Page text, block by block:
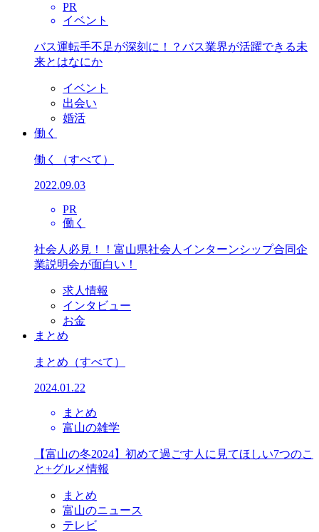
PR
イベント
バス運転手不足が深刻に！？バス業界が活躍できる未
来とはなにか
イベント
出会い
婚活
働く
働く （すべて）
2022.09.03
PR
働く
社会人必見！！富山県社会人インターンシップ合同企
業説明会が面白い！
求人情報
インタビュー
お金
まとめ
まとめ （すべて）
2024.01.22
まとめ
富山の雑学
【富山の冬2024】初めて過ごす人に見てほしい7つのこ
と+グルメ情報
まとめ
富山のニュース
テレビ